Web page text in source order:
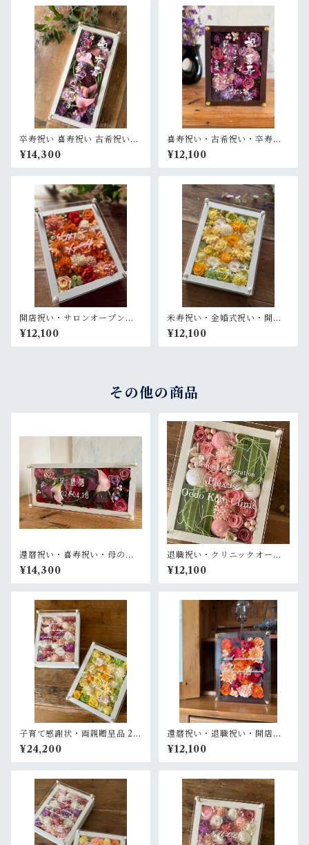
ー〉
式両親贈呈品に
卒寿祝い 喜寿祝い 古希祝い
【名入れ】プリザーブドフラ
ワーアレンジ ウッドフレーム
白木枠ロング〈パープル〉
¥14,300
喜寿祝い・古希祝い・卒寿祝
い・長寿祝い・結婚記念日祝
い【名入れ】プリザーブドフ
ラワーアレンジ ウッドフレー
¥12,100
開店祝い・サロンオープン祝
い・退職祝い・結婚祝い【名
入れ】プリザーブドフラワー
アレンジ ウッドフレーム 白木
¥12,100
米寿祝い・金婚式祝い・開店
祝い・サロンオープン祝い・
退職祝い【名入れ】プリザー
ブドフラワーアレンジ ウッド
¥12,100
その他の商品
還暦祝い・喜寿祝い・母の日
ギフト【名入れ】プリザーブ
ドフラワーアレンジ ウッドフ
レーム 白木枠ロング 横置きタ
¥14,300
退職祝い・クリニックオープ
ン祝い【名入れ】プリザーブ
ドフラワーアレンジ ウッドフ
レーム 白木枠〈ニューサイラ
¥12,100
子育て感謝状・両親贈呈品 2個
セット【名入れ】プリザーブ
ドフラワーアレンジ ウッドフ
レーム 白木枠〈レモンイエロ
式 ギフト
¥24,200
還暦祝い・退職祝い・開店祝
い・母の日ギフト【名入れ】
プリザーブドフラワーアレン
ジ ウッドフレーム 茶木枠〈赤
¥12,100